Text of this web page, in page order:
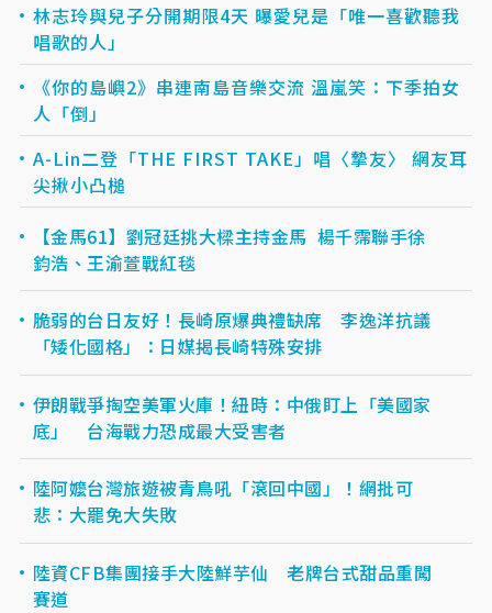
林志玲與兒子分開期限4天 曝愛兒是「唯一喜歡聽我
唱歌的人」
《你的島嶼2》串連南島音樂交流 溫嵐笑：下季拍女
人「倒」
A-Lin二登「THE FIRST TAKE」唱〈摯友〉 網友耳
尖揪小凸槌
【金馬61】劉冠廷挑大樑主持金馬 楊千霈聯手徐
鈞浩、王渝萱戰紅毯
脆弱的台日友好！長崎原爆典禮缺席 李逸洋抗議
「矮化國格」：日媒揭長崎特殊安排
伊朗戰爭掏空美軍火庫！紐時：中俄盯上「美國家
底」 台海戰力恐成最大受害者
陸阿嬤台灣旅遊被青鳥吼「滾回中國」！網批可
悲：大罷免大失敗
陸資CFB集團接手大陸鮮芋仙 老牌台式甜品重闖
賽道